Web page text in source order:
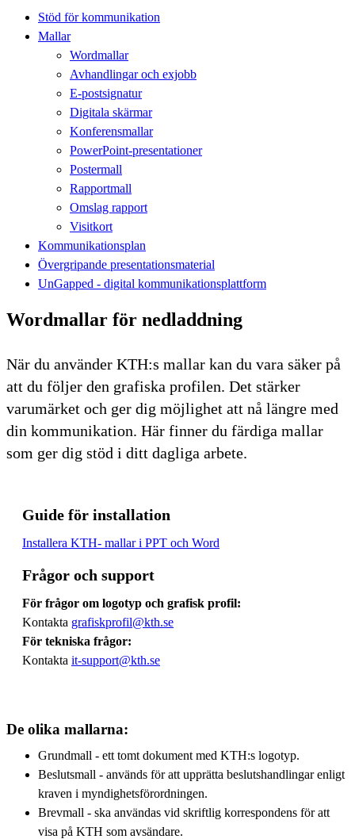
Stöd för kommunikation
Mallar
Wordmallar
Avhandlingar och exjobb
E-postsignatur
Digitala skärmar
Konferensmallar
PowerPoint-presentationer
Postermall
Rapportmall
Omslag rapport
Visitkort
Kommunikationsplan
Övergripande presentationsmaterial
UnGapped - digital kommunikationsplattform
Wordmallar för nedladdning
När du använder KTH:s mallar kan du vara säker på
att du följer den grafiska profilen. Det stärker
varumärket och ger dig möjlighet att nå längre med
din kommunikation. Här finner du färdiga mallar
som ger dig stöd i ditt dagliga arbete.
Guide för installation
Installera KTH- mallar i PPT och Word
Frågor och support
För frågor om logotyp och grafisk profil:
Kontakta grafiskprofil@kth.se
För tekniska frågor:
Kontakta it-support@kth.se
De olika mallarna:
Grundmall - ett tomt dokument med KTH:s logotyp.
Beslutsmall - används för att upprätta beslutshandlingar enligt
kraven i myndighetsförordningen.
Brevmall - ska användas vid skriftlig korrespondens för att
visa på KTH som avsändare.